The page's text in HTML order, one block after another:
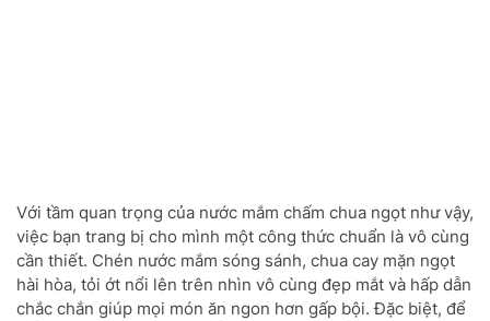
Với tầm quan trọng của nước mắm chấm chua ngọt như vậy,
việc bạn trang bị cho mình một công thức chuẩn là vô cùng
cần thiết. Chén nước mắm sóng sánh, chua cay mặn ngọt
hài hòa, tỏi ớt nổi lên trên nhìn vô cùng đẹp mắt và hấp dẫn
chắc chắn giúp mọi món ăn ngon hơn gấp bội. Đặc biệt, để